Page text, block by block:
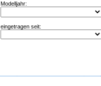
Modelljahr:
eingetragen seit: